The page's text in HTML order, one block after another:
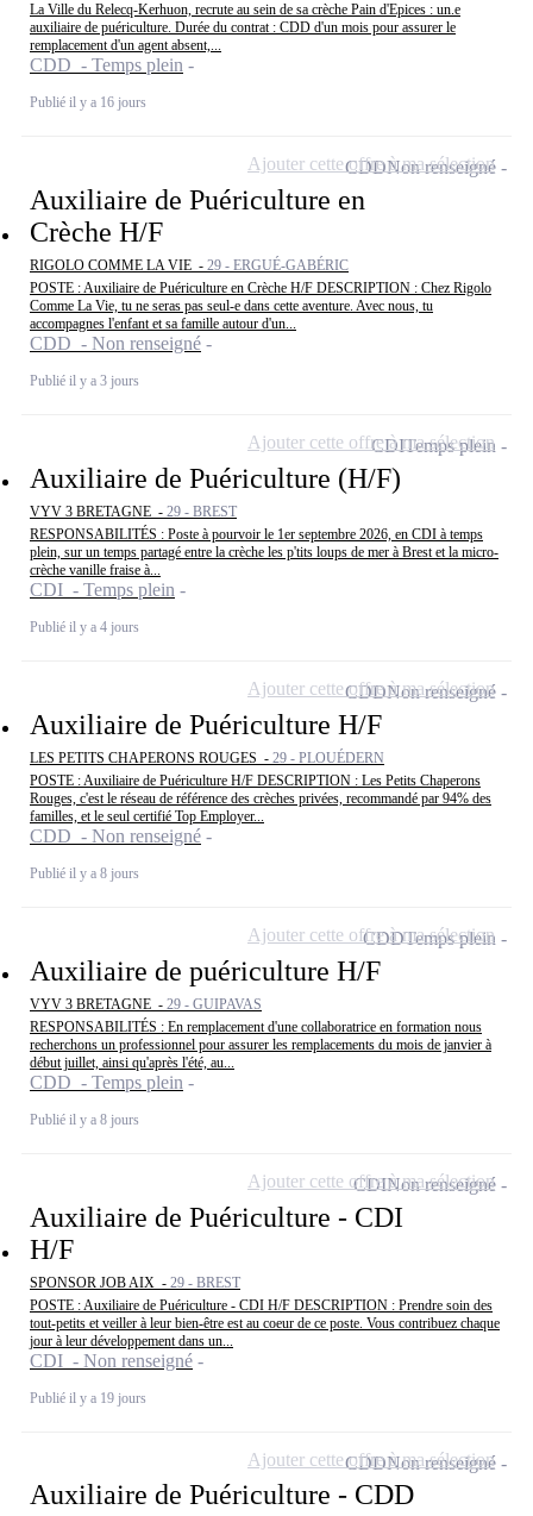
La Ville du Relecq-Kerhuon, recrute au sein de sa crèche Pain d'Epices : un.e
auxiliaire de puériculture. Durée du contrat : CDD d'un mois pour assurer le
remplacement d'un agent absent,...
CDD - Temps plein
Publié il y a 16 jours
Auxiliaire de Puériculture en
Crèche H/F
RIGOLO COMME LA VIE - 29 - ERGUÉ-GABÉRIC
POSTE : Auxiliaire de Puériculture en Crèche H/F DESCRIPTION : Chez Rigolo
Comme La Vie, tu ne seras pas seul-e dans cette aventure. Avec nous, tu
accompagnes l'enfant et sa famille autour d'un...
CDD - Non renseigné
Publié il y a 3 jours
CDDNon renseigné
Ajouter cette offre à ma sélection
Auxiliaire de Puériculture (H/F)
VYV 3 BRETAGNE - 29 - BREST
RESPONSABILITÉS : Poste à pourvoir le 1er septembre 2026, en CDI à temps
plein, sur un temps partagé entre la crèche les p'tits loups de mer à Brest et la micro-
crèche vanille fraise à...
CDI - Temps plein
Publié il y a 4 jours
CDITemps plein
Ajouter cette offre à ma sélection
Auxiliaire de Puériculture H/F
LES PETITS CHAPERONS ROUGES - 29 - PLOUÉDERN
POSTE : Auxiliaire de Puériculture H/F DESCRIPTION : Les Petits Chaperons
Rouges, c'est le réseau de référence des crèches privées, recommandé par 94% des
familles, et le seul certifié Top Employer...
CDD - Non renseigné
Publié il y a 8 jours
CDDNon renseigné
Ajouter cette offre à ma sélection
Auxiliaire de puériculture H/F
VYV 3 BRETAGNE - 29 - GUIPAVAS
RESPONSABILITÉS : En remplacement d'une collaboratrice en formation nous
recherchons un professionnel pour assurer les remplacements du mois de janvier à
début juillet, ainsi qu'après l'été, au...
CDD - Temps plein
Publié il y a 8 jours
CDDTemps plein
Ajouter cette offre à ma sélection
Auxiliaire de Puériculture - CDI
H/F
SPONSOR JOB AIX - 29 - BREST
POSTE : Auxiliaire de Puériculture - CDI H/F DESCRIPTION : Prendre soin des
tout-petits et veiller à leur bien-être est au coeur de ce poste. Vous contribuez chaque
jour à leur développement dans un...
CDI - Non renseigné
Publié il y a 19 jours
CDINon renseigné
Ajouter cette offre à ma sélection
Auxiliaire de Puériculture - CDD
CDDNon renseigné
Ajouter cette offre à ma sélection